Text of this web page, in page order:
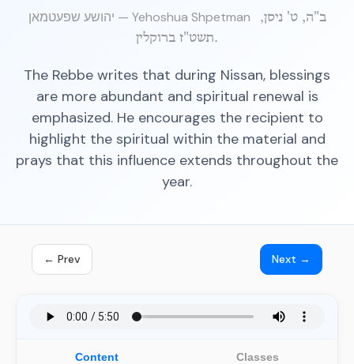
יהושע שפעטמאן — Yehoshua Shpetman
ב"ה, ט' ניסן,
תשט"ז ברוקלין.
The Rebbe writes that during Nissan, blessings
are more abundant and spiritual renewal is
emphasized. He encourages the recipient to
highlight the spiritual within the material and
prays that this influence extends throughout the
year.
← Prev Next →
Content Classes